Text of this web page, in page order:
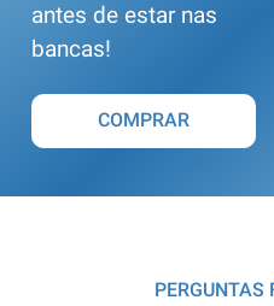
antes de estar nas
bancas!
COMPRAR
PERGUNTAS